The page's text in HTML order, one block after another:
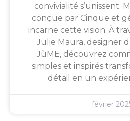
convivialité s’unissent.
conçue par Cinque et
incarne cette vision. À
Julie Maura, designer
JùME, découvrez
simples et inspirés
détail en un
février